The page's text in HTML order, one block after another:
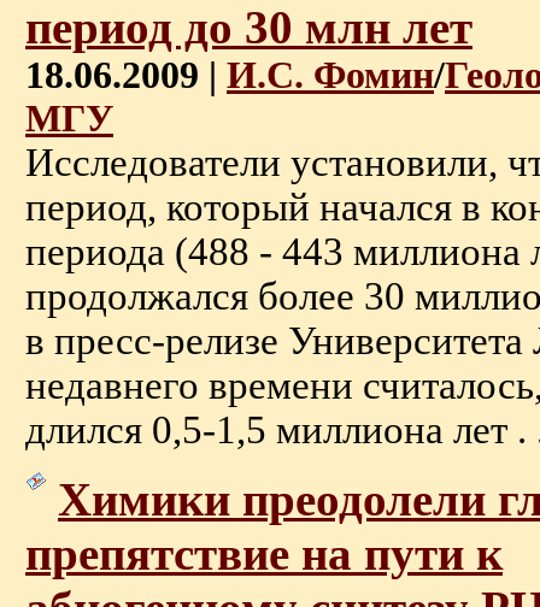
период до 30 млн лет
18.06.2009 | И.С. Фомин/
МГУ
Исследователи установили,
период, который начался в
периода (488 - 443 миллиона
продолжался более 30
в пресс-релизе
недавнего времени
длился 0,5-1,5 миллиона лет .
Химики преодолели
препятствие на пути к